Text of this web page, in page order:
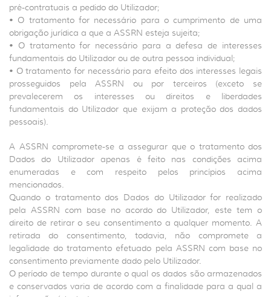
pré-contratuais a pedido do Utilizador;
• O tratamento for necessário para o cumprimento de uma
obrigação jurídica a que a ASSRN esteja sujeita;
• O tratamento for necessário para a defesa de interesses
fundamentais do Utilizador ou de outra pessoa individual;
• O tratamento for necessário para efeito dos interesses legais
prosseguidos pela ASSRN ou por terceiros (exceto se
prevalecerem os interesses ou direitos e liberdades
fundamentais do Utilizador que exijam a proteção dos dados
pessoais).
A ASSRN compromete-se a assegurar que o tratamento dos
Dados do Utilizador apenas é feito nas condições acima
enumeradas e com respeito pelos princípios acima
mencionados.
Quando o tratamento dos Dados do Utilizador for realizado
pela ASSRN com base no acordo do Utilizador, este tem o
direito de retirar o seu consentimento a qualquer momento. A
retirada do consentimento, todavia, não compromete a
legalidade do tratamento efetuado pela ASSRN com base no
consentimento previamente dado pelo Utilizador.
O período de tempo durante o qual os dados são armazenados
e conservados varia de acordo com a finalidade para a qual a